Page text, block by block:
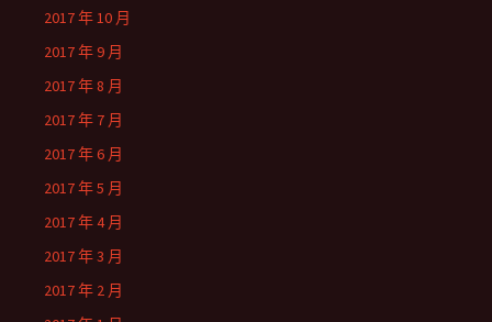
2017 年 10 月
2017 年 9 月
2017 年 8 月
2017 年 7 月
2017 年 6 月
2017 年 5 月
2017 年 4 月
2017 年 3 月
2017 年 2 月